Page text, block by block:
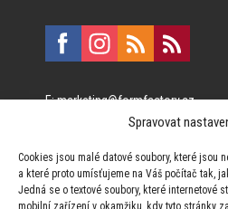
Spravovat
Cookies jsou malé datové soubory, které jsou
a které proto umísťujeme na Váš počítač tak,
Jedná se o textové soubory, které internetové
mobilní zařízení v okamžiku, kdy tyto stránky
E:marketing@formfactory.cz
Vinohradská 190, 130 00 Praha 3
Za publikovaný obsah odpovídají